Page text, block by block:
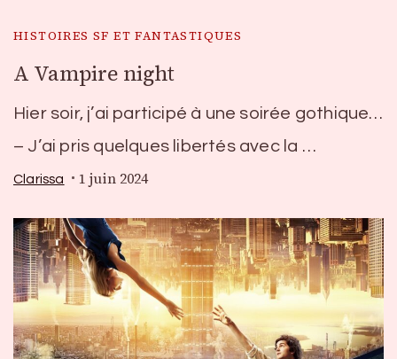
HISTOIRES SF ET FANTASTIQUES
A Vampire night
Hier soir, j’ai participé à une soirée gothique…
– J’ai pris quelques libertés avec la …
Clarissa 1 juin 2024